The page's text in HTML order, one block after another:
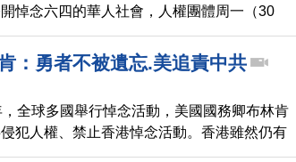
悼念六四的華人社會，人權團體周一（30
紀念六四的意義，超越六四屠殺本身，自由
的戰爭，追究中共政府暴政的責任，已是全
：勇者不被遺忘.美追責中共
全球多國舉行悼念活動，美國國務卿布林肯
犯人權、禁止香港悼念活動。香港雖然仍有
當局不同程度打壓干擾。日本NHK海外台訊